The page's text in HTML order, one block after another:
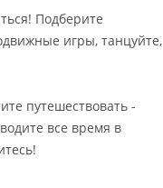
Подберите
игры, танцуйте,
путешествовать -
все время в